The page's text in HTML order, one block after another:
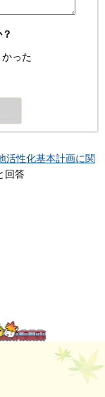
った
活性化基本計画に関
回答